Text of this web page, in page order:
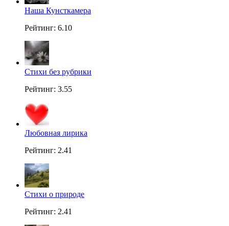
Наша Кунсткамера
Рейтинг: 6.10
Стихи без рубрики
Рейтинг: 3.55
Любовная лирика
Рейтинг: 2.41
Стихи о природе
Рейтинг: 2.41